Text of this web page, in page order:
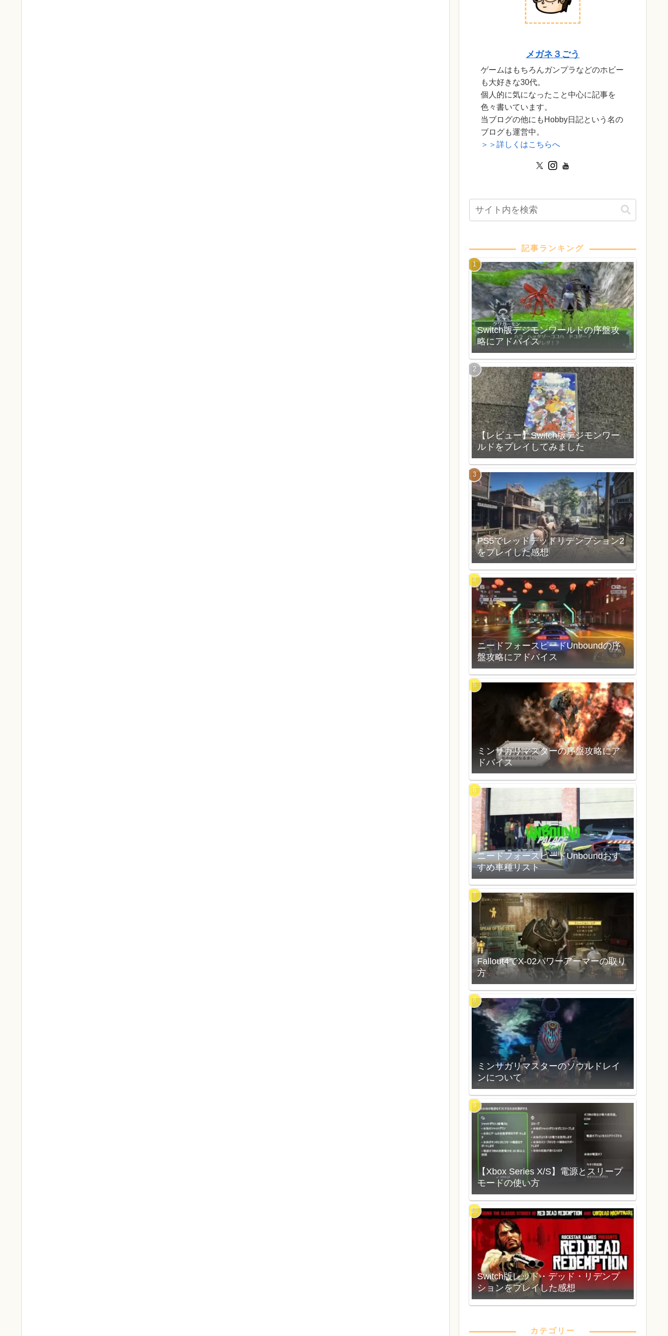
メガネ３ごう
ゲームはもちろんガンプラなどのホビー
も大好きな30代。
個人的に気になったこと中心に記事を
色々書いています。
当ブログの他にもHobby日記という名の
ブログも運営中。
＞＞詳しくはこちらへ
記事ランキング
Switch版デジモンワールドの序盤攻
略にアドバイス
【レビュー】Switch版デジモンワー
ルドをプレイしてみました
PS5でレッドデッドリデンプション2
をプレイした感想
ニードフォースピードUnboundの序
盤攻略にアドバイス
ミンサガリマスターの序盤攻略にア
ドバイス
ニードフォースピードUnboundおす
すめ車種リスト
Fallout4でX-02パワーアーマーの取り
方
ミンサガリマスターのソウルドレイ
ンについて
【Xbox Series X/S】電源とスリープ
モードの使い方
Switch版レッド・デッド・リデンプ
ションをプレイした感想
カテゴリー